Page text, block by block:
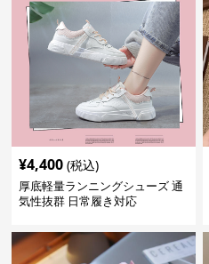
¥4,400 (税込)
厚底軽量ランニングシューズ 通
気性抜群 日常履き対応